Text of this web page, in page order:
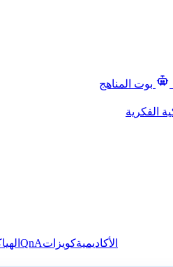
بوت المناهج
الفكرية
الأكاديميةكويزاتQnA